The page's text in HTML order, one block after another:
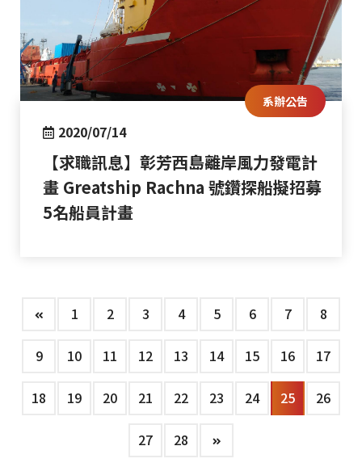
系辦公告
2020/07/14
【求職訊息】彰芳西島離岸風力發電計
畫 Greatship Rachna 號鑽探船擬招募
5名船員計畫
1 2 3 4 5 6 7 8
9 10 11 12 13 14 15 16 17
18 19 20 21 22 23 24 25 26
27 28